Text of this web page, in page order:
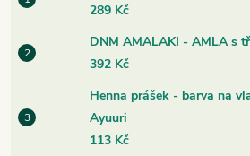
289 Kč
DNM AMALAKI - AMLA s
392 Kč
Henna prášek - barva na
Ayuuri
113 Kč